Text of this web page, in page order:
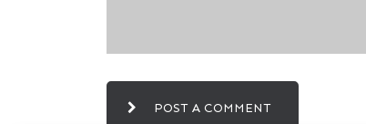
POST A COMMENT